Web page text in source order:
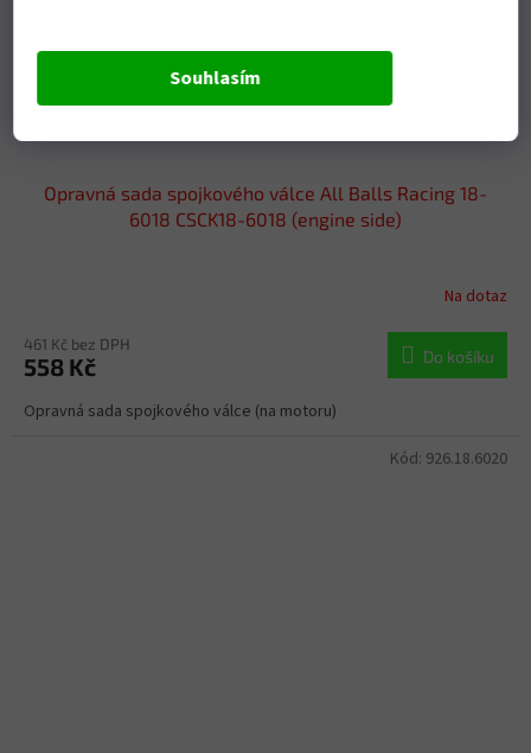
Souhlasím
Opravná sada spojkového válce All Balls Racing 18-
6018 CSCK18-6018 (engine side)
Na dotaz
461 Kč bez DPH
558 Kč Do košíku
Opravná sada spojkového válce (na motoru)
Kód: 926.18.6020